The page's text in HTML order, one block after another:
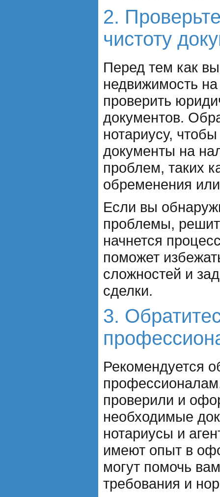
2.
чистоту
Перед тем как
недвижимость
проверить
документов.
нотариусу,
документы на
проблем, таких
обременения
Если вы
проблемы,
начнется
поможет
сложностей и
сделки.
3.
Рекомендуется
проверили и
необходимые
нотариусы и
имеют опыт в
могут помочь
требования и